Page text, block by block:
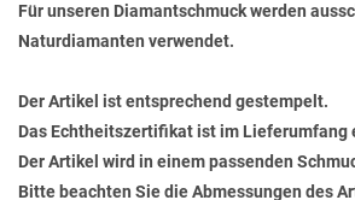
Für unseren Diamantschmuck werden
Naturdiamanten verwendet.
Der Artikel ist entsprechend gestempelt.
Das Echtheitszertifikat ist im Lieferumfang
Der Artikel wird in einem passenden
Bitte beachten Sie die Abmessungen des